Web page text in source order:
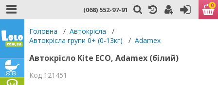
(068) 552-97-91 0
Головна / Автокрісла
/
Автокрісла групи 0+ (0-13кг)
/ Adamex
Автокрісло Kite ECO, Adamex (білий)
Код 121451